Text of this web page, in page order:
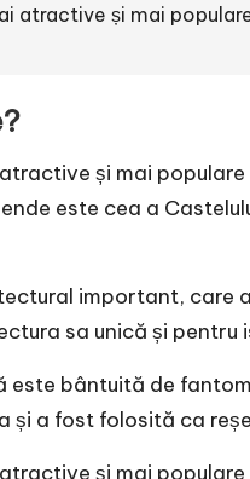
atractive și mai
și mai
este cea a
important,
sa unică și
bântuită de
a fost folosită ca
și mai